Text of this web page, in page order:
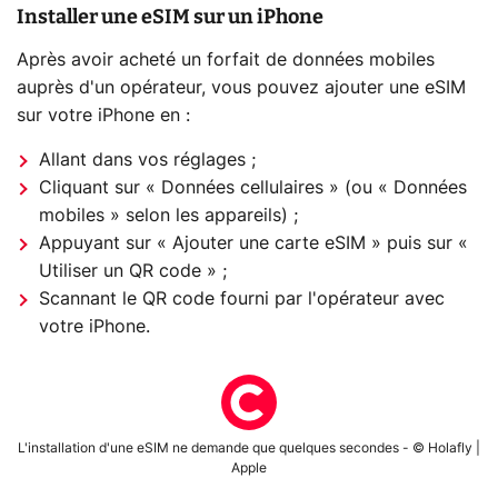
Installer une eSIM sur un iPhone
Après avoir acheté un forfait de données mobiles
auprès d'un opérateur, vous pouvez ajouter une eSIM
sur votre iPhone en :
Allant dans vos réglages ;
Cliquant sur « Données cellulaires » (ou « Données
mobiles » selon les appareils) ;
Appuyant sur « Ajouter une carte eSIM » puis sur «
Utiliser un QR code » ;
Scannant le QR code fourni par l'opérateur avec
votre iPhone.
L'installation d'une eSIM ne demande que quelques secondes - © Holafly |
Apple